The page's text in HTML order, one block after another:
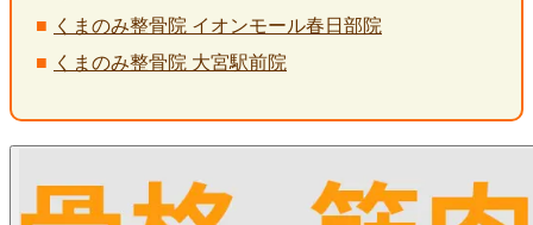
くまのみ整骨院 イオンモール春日部院
くまのみ整骨院 大宮駅前院